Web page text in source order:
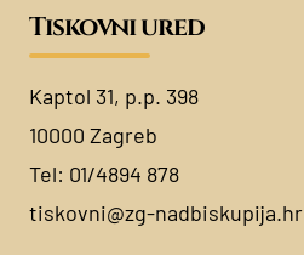
Tiskovni ured
Kaptol 31, p.p. 398
10000 Zagreb
Tel: 01/4894 878
tiskovni@zg-nadbiskupija.hr